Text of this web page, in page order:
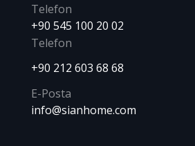
Telefon
+90 545 100 20 02
Telefon
+90 212 603 68 68
E-Posta
info@sianhome.com